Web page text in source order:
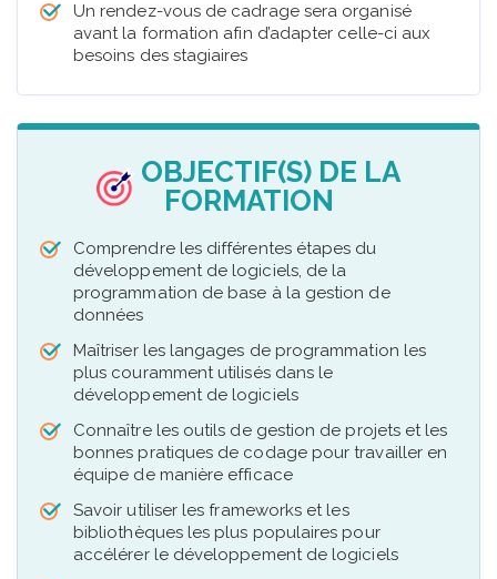
Un rendez-vous de cadrage sera organisé
avant la formation afin d’adapter celle-ci aux
besoins des stagiaires
OBJECTIF(S) DE LA
FORMATION
Comprendre les différentes étapes du
développement de logiciels, de la
programmation de base à la gestion de
données
Maîtriser les langages de programmation les
plus couramment utilisés dans le
développement de logiciels
Connaître les outils de gestion de projets et les
bonnes pratiques de codage pour travailler en
équipe de manière efficace
Savoir utiliser les frameworks et les
bibliothèques les plus populaires pour
accélérer le développement de logiciels